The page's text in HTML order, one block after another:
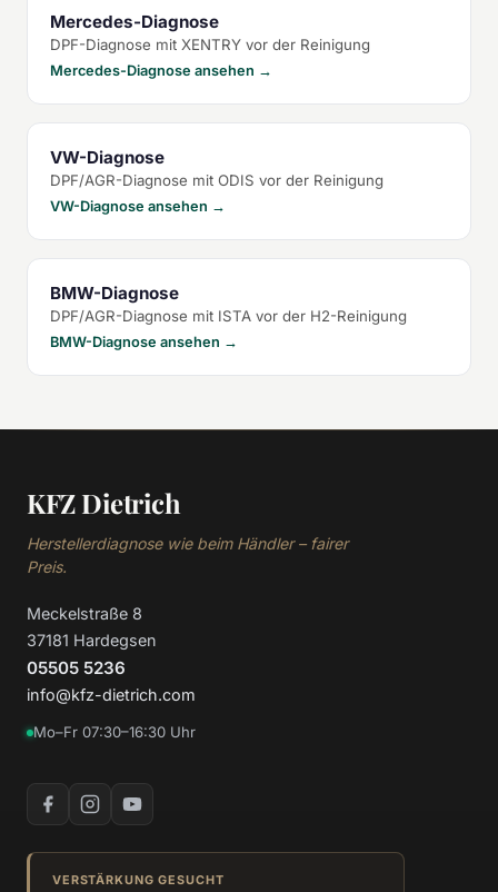
Mercedes-Diagnose
DPF-Diagnose mit XENTRY vor der Reinigung
Mercedes-Diagnose ansehen →
VW-Diagnose
DPF/AGR-Diagnose mit ODIS vor der Reinigung
VW-Diagnose ansehen →
BMW-Diagnose
DPF/AGR-Diagnose mit ISTA vor der H2-Reinigung
BMW-Diagnose ansehen →
KFZ Dietrich
Herstellerdiagnose wie beim Händler – fairer
Preis.
Meckelstraße 8
37181 Hardegsen
05505 5236
info@kfz-dietrich.com
Mo–Fr 07:30–16:30 Uhr
VERSTÄRKUNG GESUCHT